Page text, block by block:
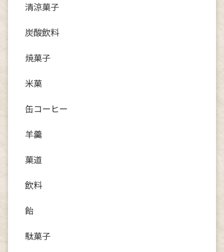
清涼菓子
炭酸飲料
焼菓子
米菓
缶コーヒー
羊羹
菓道
飲料
飴
駄菓子